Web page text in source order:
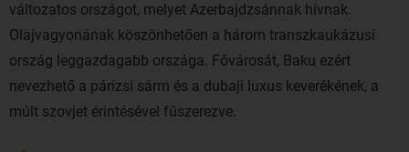
változatos országot, melyet Azerbajdzsánnak hívnak.
Olajvagyonának köszönhetően a három transzkaukázusi
ország leggazdagabb országa. Fővárosát, Baku ezért
nevezhető a párizsi sárm és a dubaji luxus keverékének, a
múlt szovjet érintésével fűszerezve.
Azerbajdzsán lakosai nagyon kedvesek és barátságosa,